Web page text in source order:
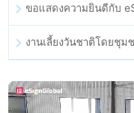
งานเลี้ยงวันชาติโดยชุม